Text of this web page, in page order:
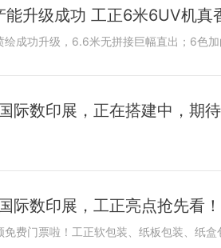
能升级成功 工正6米6UV机真
际数印展，正在搭建中，期
际数印展，工正亮点抢先看！
免费门票啦！工正软包装、纸板包装、纸